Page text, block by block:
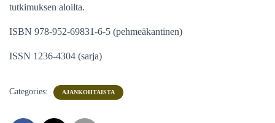
tutkimuksen aloilta.
ISBN 978-952-69831-6-5 (pehmeäkantinen)
ISSN 1236-4304 (sarja)
Categories: AJANKOHTAISTA